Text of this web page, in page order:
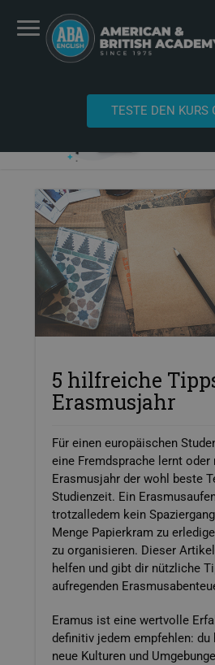
TESTE DEN KURS
5 hilfreiche
Erasmusjahr
Für einen europäischen
eine Fremdsprache lernt oder
Erasmusjahr der wohl beste
Studienzeit. Ein
trotzalledem kein
Menge Papierkram zu
zu organisieren. Dieser
helfen und gibt dir nützliche
aufregenden
Eramus ist eine wertvolle
definitiv jedem empfehlen: du
neue Kulturen und